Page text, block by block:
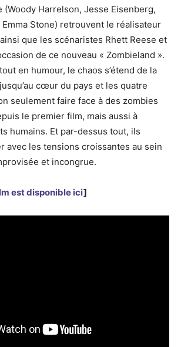
(Woody Harrelson, Jesse Eisenberg,
Stone) retrouvent le réalisateur
que les scénaristes Rhett Reese et
de ce nouveau « Zombieland ».
en humour, le chaos s’étend de la
cœur du pays et les quatre
seulement faire face à des zombies
le premier film, mais aussi à
humains. Et par-dessus tout, ils
avec les tensions croissantes au sein
et incongrue.
est disponible ici]